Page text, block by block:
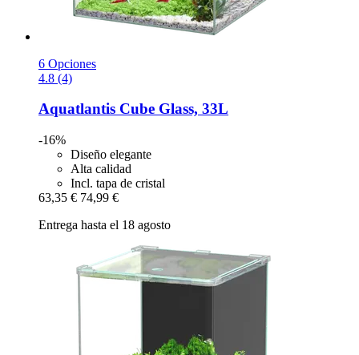
6 Opciones
4.8 (4)
Aquatlantis Cube Glass, 33L
-16%
Diseño elegante
Alta calidad
Incl. tapa de cristal
63,35 € 74,99 €
Entrega hasta el 18 agosto